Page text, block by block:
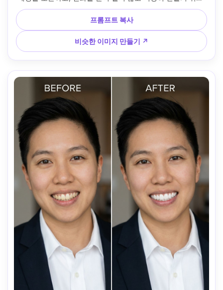
치아 색을 다듬어 보세요 --ar 4:5
프롬프트 복사
비슷한 이미지 만들기 ↗